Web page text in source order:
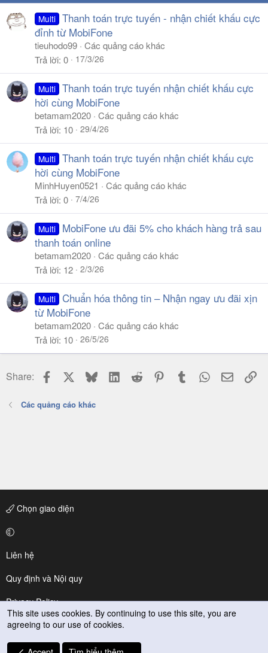
Multi Thanh toán trực tuyến - nhận chiết khấu cực
đỉnh từ MobiFone
tieuhodo99 Các quảng cáo khác
Trả lời 0 17/3/26
Multi Thanh toán trực tuyến nhận chiết khấu cực
hời cùng MobiFone
betamam2020 Các quảng cáo khác
Trả lời 10 29/4/26
Multi Thanh toán trực tuyến nhận chiết khấu cực
hời cùng MobiFone
MinhHuyen0521
Các quảng cáo khác
Trả lời 0 7/4/26
Multi
MobiFone ưu đãi 5% cho khách hàng trả sau
thanh toán online
betamam2020 Các quảng cáo khác
Trả lời 12 2/3/26
Multi Chuẩn hóa thông tin – Nhận ngay ưu đãi xịn
từ MobiFone
betamam2020 Các quảng cáo khác
Trả lời 10 26/5/26
Share: Facebook BlueskyLinkedIn
Reddit PinterestTumblr WhatsApp
Email
Các quảng cáo khác
Chọn giao diện
Liên hệ
Quy định và Nội quy
Privacy Policy
Trợ giúp
R
This site uses cookies. By continuing to use this site, you are
agreeing to our use of cookies.